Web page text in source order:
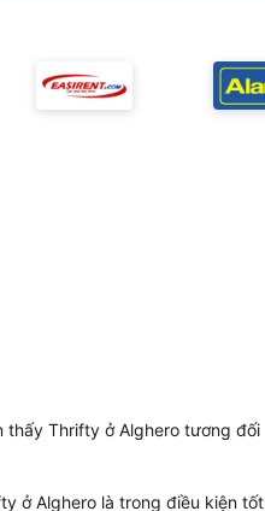
thấy Thrifty ở Alghero tương đối
ở Alghero là trong điều kiện tốt